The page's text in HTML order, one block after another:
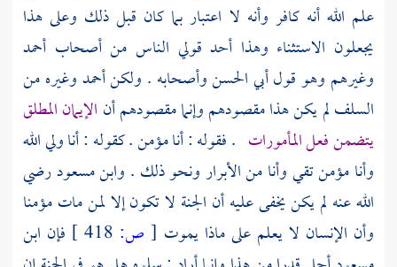
علم الله أنه كافر وأنه لا اعتبار بما كان قبل ذلك وعلى هذا
يجعلون الاستثناء وهذا أحد قولي الناس من أصحاب أحمد
وغيرهم وهو قولأبي الحسنوأصحابه . ولكنأحمدوغيره من
السلفلم يكن هذا مقصودهم وإنما مقصودهم أن الإيمان المطلق
يتضمن فعل المأمورات . فقوله : أنا مؤمن . كقوله : أنا ولي الله
وأنا مؤمن تقي وأنا من الأبرار ونحو ذلك . وابن مسعودرضي
الله عنه لم يكن يخفى عليه أن الجنة لا تكون إلا لمن مات مؤمنا
وأن الإنسان لا يعلم على ماذا يموت [ ص: فإن ابن